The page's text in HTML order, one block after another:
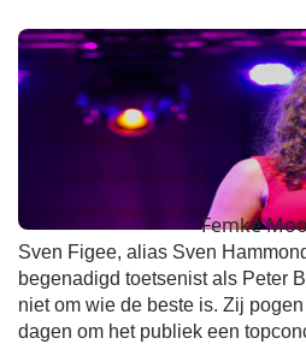
Femke
Sven Figee, alias Sven
begenadigd toetsenist als Peter
niet om wie de beste is. Zij
dagen om het publiek een